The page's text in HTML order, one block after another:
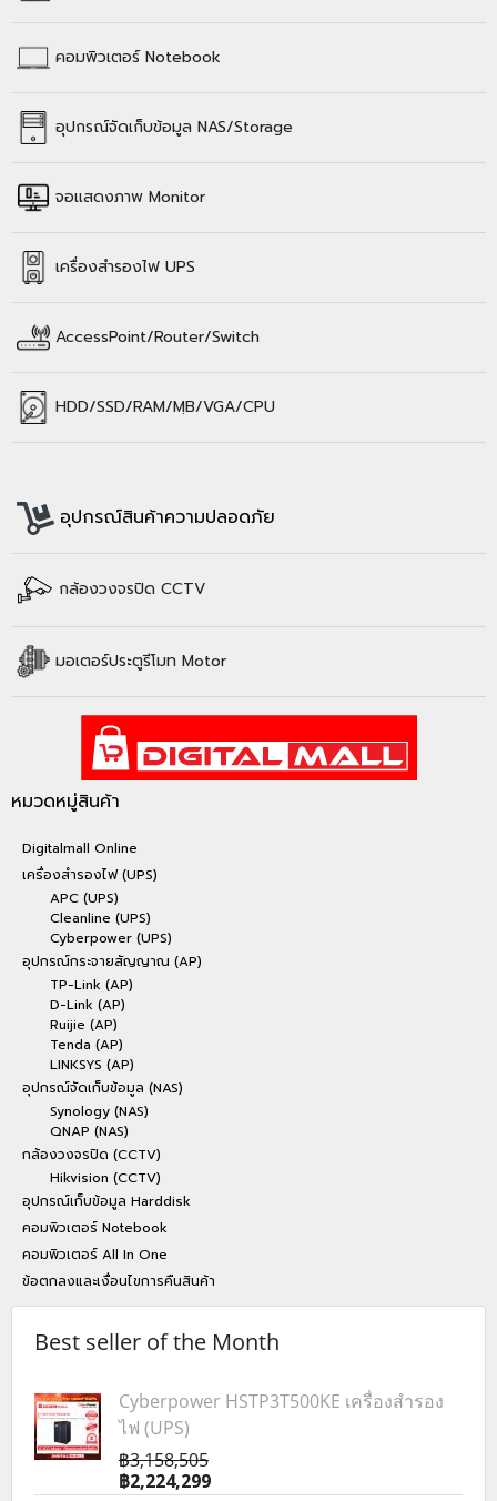
คอมพิวเตอร์Notebook
อุปกรณ์จัดเก็บข้อมูล NAS/Storage
จอแสดงภาพ Monitor
เครื่องสำรองไฟ UPS
AccessPoint/Router/Switch
HDD/SSD/RAM/MฺB/VGA/CPU
อุปกรณ์สินค้าความปลอดภัย
กล้องวงจรปิด CCTV
มอเตอร์ประตูรีโมท Motor
หมวดหมู่สินค้า
Digitalmall Online
เครื่องสำรองไฟ (UPS)
APC (UPS)
Cleanline (UPS)
Cyberpower (UPS)
อุปกรณ์กระจายสัญญาณ (AP)
TP-Link (AP)
D-Link (AP)
Ruijie (AP)
Tenda (AP)
LINKSYS (AP)
อุปกรณ์จัดเก็บข้อมูล (NAS)
Synology (NAS)
QNAP (NAS)
กล้องวงจรปิด (CCTV)
Hikvision (CCTV)
อุปกรณ์เก็บข้อมูล Harddisk
คอมพิวเตอร์ Notebook
คอมพิวเตอร์ All In One
ข้อตกลงและเงื่อนไขการคืนสินค้า
Best seller of the Month
Cyberpower HSTP3T500KE เครื่องสำรอง
ไฟ (UPS)
฿3,158,505
฿2,224,299